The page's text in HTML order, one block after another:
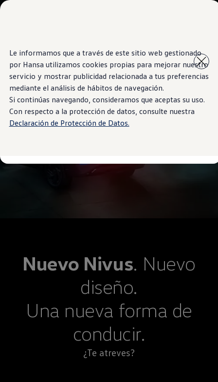
Le informamos que a través de este sitio web gestionado
por Hansa utilizamos cookies propias para mejorar nuestro
servicio y mostrar publicidad relacionada a tus preferencias
mediante el análisis de hábitos de navegación.
Si continúas navegando, consideramos que aceptas su uso.
Con respecto a la protección de datos, consulte nuestra
Declaración de Protección de Datos.
contenido
principal
a pie
de
página
Test Drive
Contáctenos
Marca y Experiencia
Volkswagen Bolivia
Espacio Exclusivo para Prensa
Latin NCAP
Tengo un Volkswagen
Manuales Volkswagen
Takata airbag recall campaign
Nuevo Nivus. Nuevo
diseño.
Una nueva forma de
conducir.
¿Te atreves?